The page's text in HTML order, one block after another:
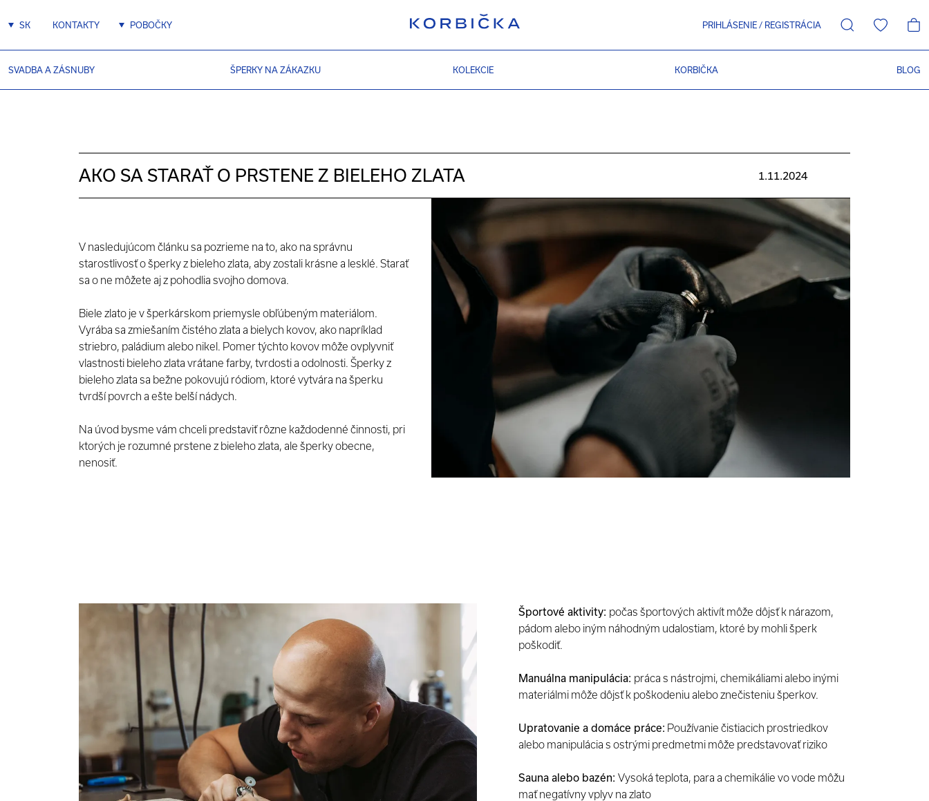
SK KONTAKTY POBOČKY PRIHLÁSENIE / REGISTRÁCIA
SVADBA A ZÁSNUBY ŠPERKY NA ZÁKAZKU KOLEKCIE KORBIČKA BLOG
AKO SA STARAŤ O PRSTENE Z BIELEHO ZLATA 1.11.2024
V nasledujúcom článku sa pozrieme na to, ako na správnu
starostlivosť o šperky z bieleho zlata, aby zostali krásne a lesklé. Starať
sa o ne môžete aj z pohodlia svojho domova.
Biele zlato je v šperkárskom priemysle obľúbeným materiálom.
Vyrába sa zmiešaním čistého zlata a bielych kovov, ako napríklad
striebro, paládium alebo nikel. Pomer týchto kovov môže ovplyvniť
vlastnosti bieleho zlata vrátane farby, tvrdosti a odolnosti. Šperky z
bieleho zlata sa bežne pokovujú ródiom, ktoré vytvára na šperku
tvrdší povrch a ešte belší nádych.
Na úvod bysme vám chceli predstaviť rôzne každodenné činnosti, pri
ktorých je rozumné prstene z bieleho zlata, ale šperky obecne,
nenosiť.
Športové aktivity: počas športových aktivít môže dôjsť k nárazom,
pádom alebo iným náhodným udalostiam, ktoré by mohli šperk
poškodiť.
Manuálna manipulácia: práca s nástrojmi, chemikáliami alebo inými
materiálmi môže dôjsť k poškodeniu alebo znečisteniu šperkov.
Upratovanie a domáce práce: Používanie čistiacich prostriedkov
alebo manipulácia s ostrými predmetmi môže predstavovať riziko
Sauna alebo bazén: Vysoká teplota, para a chemikálie vo vode môžu
mať negatívny vplyv na zlato